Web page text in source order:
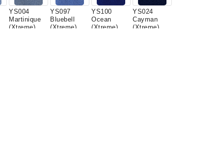
YS004
Martinique
(Xtreme)
YS097
Bluebell
(Xtreme)
YS100
Ocean
(Xtreme)
YS024
Cayman
(Xtreme)